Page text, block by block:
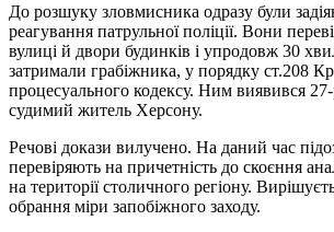
До розшуку зловмисника одразу були
реагування патрульної поліції. Вони
вулиці й двори будинків і упродовж 30
затримали грабіжника, у порядку ст.208
процесуального кодексу. Ним виявився
судимий житель Херсону.
Речові докази вилучено. На даний час
перевіряють на причетність до скоєння
на території столичного регіону.
обрання міри запобіжного заходу.